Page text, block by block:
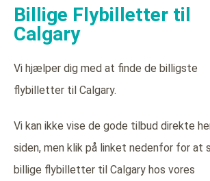
Billige Flybilletter til
Calgary
Vi hjælper dig med at finde de billigste
flybilletter til Calgary.
Vi kan ikke vise de gode tilbud direkte
siden, men klik på linket nedenfor for at
billige flybilletter til Calgary hos vores